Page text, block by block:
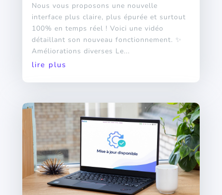
Nous vous proposons une nouvelle
interface plus claire, plus épurée et surtout
100% en temps réel ! Voici une vidéo
détaillant son nouveau fonctionnement. ✨
Améliorations diverses Le...
lire plus